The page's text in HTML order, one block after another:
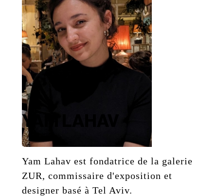
YAM LAHAV
Yam Lahav est fondatrice de la galerie
ZUR, commissaire d'exposition et
designer basé à Tel Aviv.